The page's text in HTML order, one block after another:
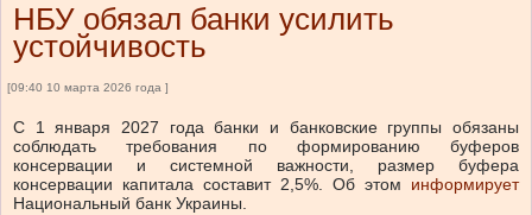
НБУ обязал банки усилить
устойчивость
[09:40 10 марта 2026 года ]
С 1 января 2027 года банки и банковские группы обязаны
соблюдать требования по формированию буферов
консервации и системной важности, размер буфера
консервации капитала составит 2,5%. Об этом
информирует
Национальный банк Украины.